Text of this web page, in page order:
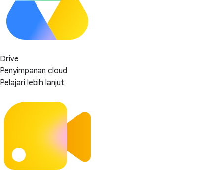
Drive
Penyimpanan cloud
Pelajari lebih lanjut